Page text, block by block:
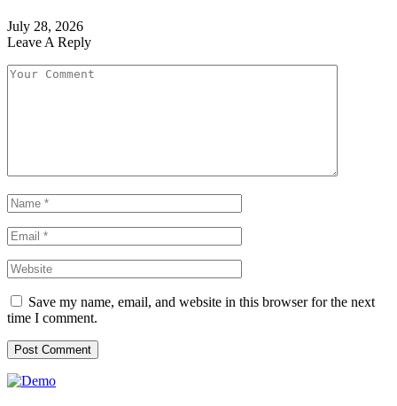
July 28, 2026
Leave A Reply
Save my name, email, and website in this browser for the next
time I comment.